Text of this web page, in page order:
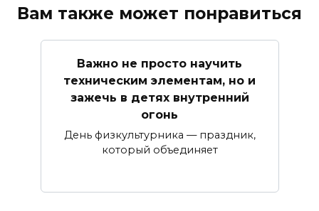
Вам также может понравиться
Важно не просто научить
техническим элементам, но и
зажечь в детях внутренний
огонь
День физкультурника — праздник,
который объединяет